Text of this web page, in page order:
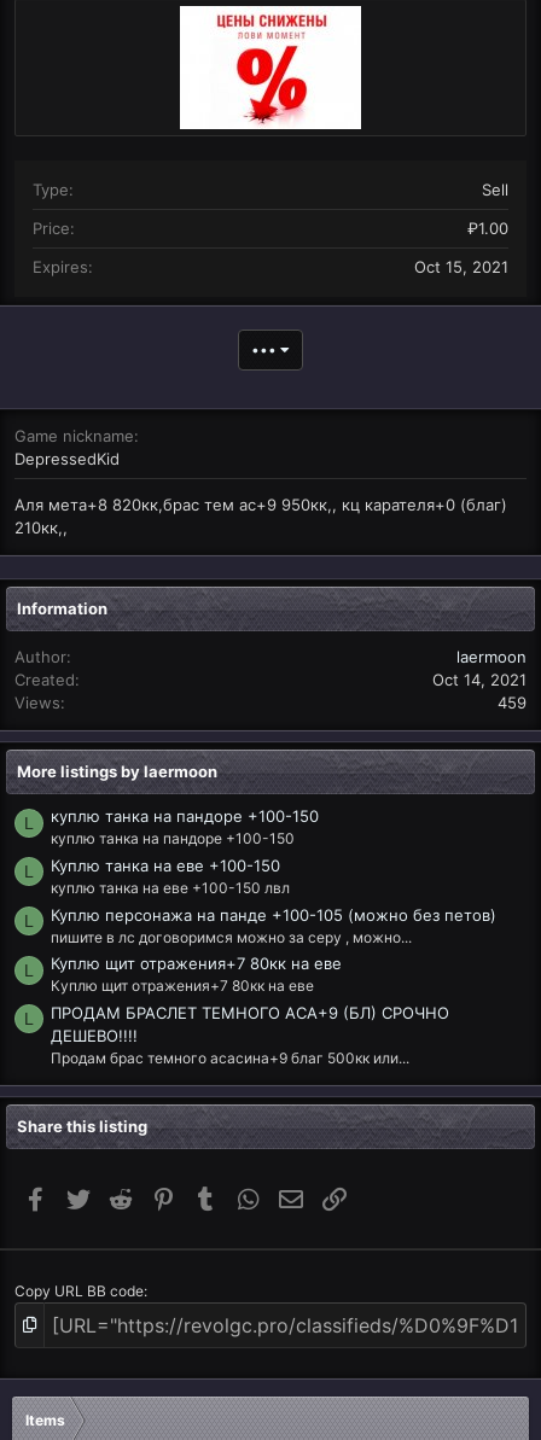
Type
Sell
Price
₽1.00
Expires
Oct 15, 2021
•••
Game nickname
DepressedKid
Аля мета+8 820кк,брас тем ас+9 950кк,, кц карателя+0 (благ)
210кк,,
Information
Author
laermoon
Created
Oct 14, 2021
Views
459
More listings by laermoon
L куплю танка на пандоре +100-150
куплю танка на пандоре +100-150
L Куплю танка на еве +100-150
куплю танка на еве +100-150 лвл
L Куплю персонажа на панде +100-105 (можно без петов)
пишите в лс договоримся можно за серу , можно...
L Куплю щит отражения+7 80кк на еве
Куплю щит отражения+7 80кк на еве
L
ПРОДАМ БРАСЛЕТ ТЕМНОГО АСА+9 (БЛ) СРОЧНО
ДЕШЕВО!!!!
Продам брас темного асасина+9 благ 500кк или...
Share this listing
Facebook
TwitterReddit PinterestTumblr WhatsApp
Email Link
Copy URL BB code
Items